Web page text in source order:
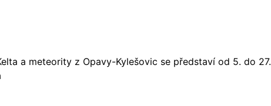
a meteority z Opavy-Kylešovic se představí od 5. do 27.